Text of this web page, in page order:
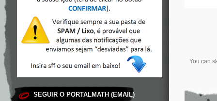
SEGUIR O PORTALMATH (EMAIL)
You can